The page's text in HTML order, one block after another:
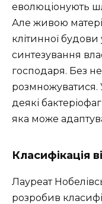
еволюціонують
Але живою
клітинної
синтезування
господаря. Без
розмножуватися.
деякі
яка може
Класифікація
Лауреат
розробив